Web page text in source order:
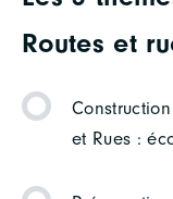
Routes et
et Rues :